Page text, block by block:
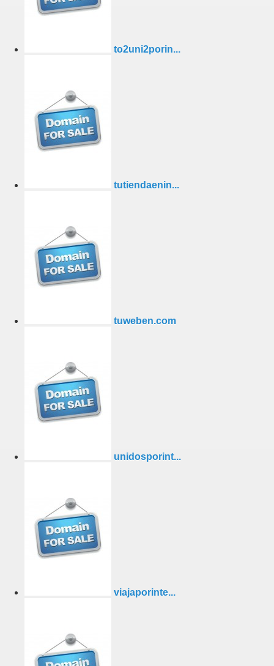
to2uni2porin...
tutiendaenin...
tuweben.com
unidosporint...
viajaporinte...